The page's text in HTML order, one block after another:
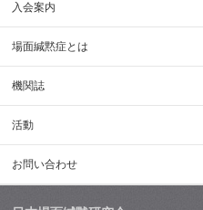
入会案内
場面緘黙症とは
機関誌
活動
お問い合わせ